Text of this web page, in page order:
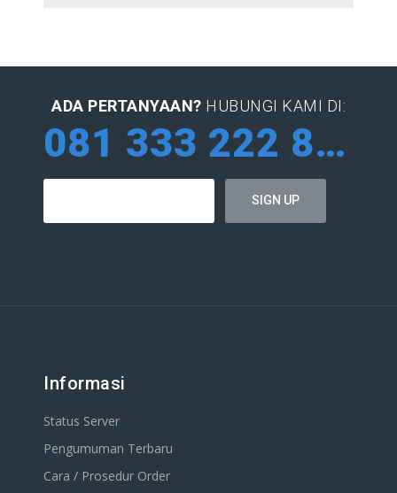
ADA PERTANYAAN? HUBUNGI KAMI DI:
081 333 222 884
Informasi
Status Server
Pengumuman Terbaru
Cara / Prosedur Order